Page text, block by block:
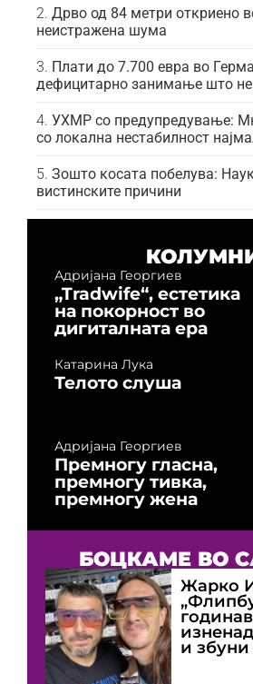
Дрво од 84 метри откриено
неистражена шума
Плати до 7.700 евра во
дефицитарно занимање што
УХМР со предупредување:
со локална нестабилност
Зошто косата побелува:
вистинските причини
Адријана Георгиев
„Tradwife“, естетика
на покорност во
дигиталната ера
Катарина Лука
Телото слуша
Адријана Георгиев
Премногу гласна,
премногу тивка,
премногу жена
БОЦКАМЕ ВО
Жарко
и збуни